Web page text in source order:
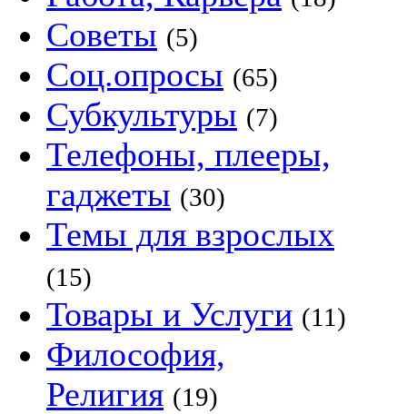
Советы (5)
Соц.опросы (65)
Субкультуры (7)
Телефоны, плееры,
гаджеты (30)
Темы для взрослых
(15)
Товары и Услуги (11)
Философия,
Религия (19)